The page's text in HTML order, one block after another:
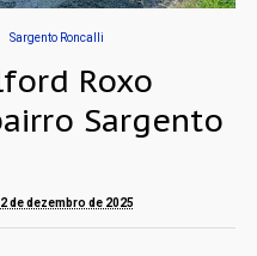
Sargento Roncalli
Roxo
Sargento
de dezembro de 2025